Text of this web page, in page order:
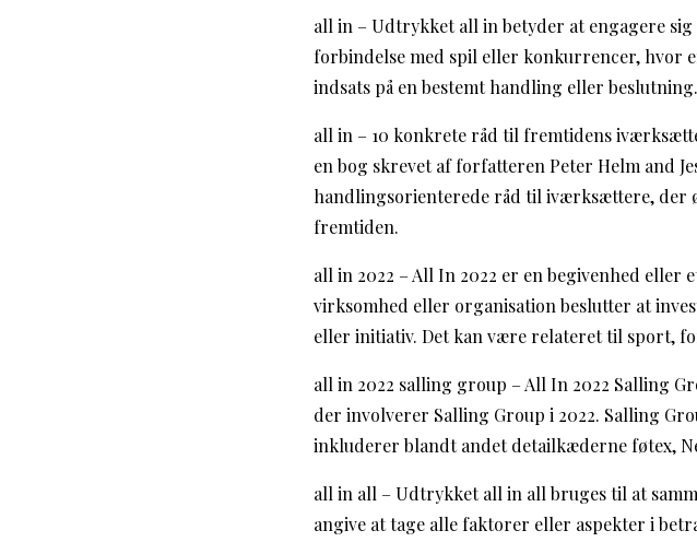
all in – Udtrykket all in betyder at engagere
forbindelse med spil eller konkurrencer, hvor
indsats på en bestemt handling eller beslutning.
all in – 10 konkrete råd til fremtidens
en bog skrevet af forfatteren Peter Helm and
handlingsorienterede råd til iværksættere, der
fremtiden.
all in 2022 – All In 2022 er en begivenhed
virksomhed eller organisation beslutter at
eller initiativ. Det kan være relateret til sport,
all in 2022 salling group – All In 2022 Salling
der involverer Salling Group i 2022. Salling
inkluderer blandt andet detailkæderne føtex,
all in all – Udtrykket all in all bruges til at
angive at tage alle faktorer eller aspekter i